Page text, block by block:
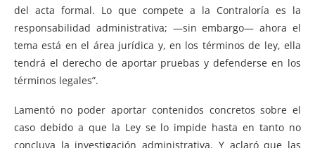
del acta formal. Lo que compete a la Contraloría es la
responsabilidad administrativa; —sin embargo— ahora el
tema está en el área jurídica y, en los términos de ley, ella
tendrá el derecho de aportar pruebas y defenderse en los
términos legales”.
Lamentó no poder aportar contenidos concretos sobre el
caso debido a que la Ley se lo impide hasta en tanto no
concluya la investigación administrativa. Y aclaró que las